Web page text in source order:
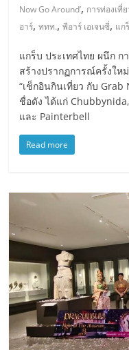
Now Go Around’, การท่องเที่
อาร์,ททท.,พีอาร์ เอเจนซี่, แก
แกร็บ ประเทศไทย ผนึก ก
สร้างปรากฏการณ์ครั้งให
“เช็กอินกินเที่ยว กับ
ชื่อดัง ได้แก่
และ Painterbell
Read more